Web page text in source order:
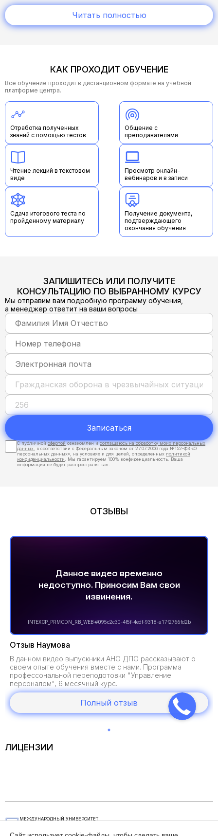
В нем вы найдете всю необходимую информацию:
cсылку на учебный портал
логин и пароль от личного кабинета, где предоставлен
В процессе обучения по любым вопросам обращайтесь к
своему методисту на почтуstart@mueg.ru— мы всегда на
связи и готовы помочь!
Желаем вам успехов, мотивации и ярких результатов в
Читать полностью
КАК ПРОХОДИТ ОБУЧЕНИЕ
Все обучение проходит в дистанционном формате на учебной
платформе центра.
Отработка полученных
знаний с помощью тестов
Общение с
преподавателями
Чтение лекций в текстовом
виде
Просмотр онлайн-
вебинаров и в записи
Сдача итогового теста по
пройденному материалу
Получение документа,
подтверждающего
окончания обучения
ЗАПИШИТЕСЬ ИЛИ ПОЛУЧИТЕ
КОНСУЛЬТАЦИЮ ПО ВЫБРАННОМУ КУРСУ
Мы отправим вам подробную программу обучения,
а менеджер ответит на ваши вопросы
Записаться
С публичнойофертойознакомлен исоглашаюсь на обработку моих персональных
данных , в соответствии с Федеральным законом от 27.07.2006 года №152-ФЗ «О
персональных данных», на условиях и для целей, определенных политикой
конфиденциальности . Мы гарантируем 100% конфиденциальность. Ваша
информация не будет распространяться.
ОТЗЫВЫ
Отзыв Наумова
В данном видео выпускники АНО ДПО рассказывают о
своем опыте обучения вместе с нами. Программа
профессональной переподотовки "Управление
персоналом", 6 месячный курс.
Полный отзыв
ЛИЦЕНЗИИ
МЕЖДУНАРОДНЫЙ УНИВЕРСИТЕТ